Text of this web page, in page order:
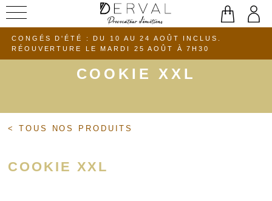
Aller
contenu
CONGÉS D'ÉTÉ : DU 10 AU 24 AOÛT INCLUS.
RÉOUVERTURE LE MARDI 25 AOÛT À 7H30
COOKIE XXL
< TOUS NOS PRODUITS
COOKIE XXL